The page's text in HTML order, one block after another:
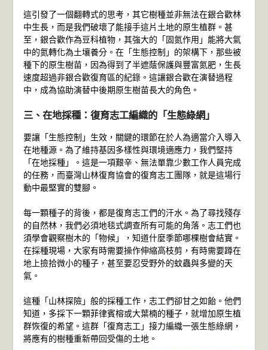
這引發了一個翻轉式的思考，其它樹種並非無法在銀合歡林
中生長，而是我們破壞了能接手這片土地的原生植群。甚
至，銀合歡作為豆科植物，其強大的「固氮作用」能將大氣
中的氮轉化為土壤養分。在「生態控制」的架構下，那些被
種下的原生樹苗，因為得到了半遮蔭保護與豐富氮肥，生長
速度超過非銀合歡復育區的紀錄。這讓銀合歡在演替過程
中，成為協助演替中後期原生樹苗長大的角色。
三、在地採種：復育志工編織的「生態綠網」
要讓「生態控制」生效，關鍵的環節在於人為適當介入導入
在地種源。為了維持基因多樣性與環境適應力，我們堅持
「在地採種」。這是一項艱辛、無法單靠少數工作人員完成
的任務，而臺灣山林復育協會的復育志工團隊，就是這場行
動中最堅實的雙腳。
每一顆種子的背後，都是復育志工們的汗水。為了尋找殘存
的自然林，我們必須地毯式調查所有可能的角落。志工們也
須學會觀察樹木的「物候」，知道什麼季節哪棵樹會結實。
在採種現場，大家有時需要操作伸縮高枝剪，有時需要蹲在
地上撿拾微小的種子，甚至要忍受野外的蚊蟲與多變的天
氣。
這種「山林探險」般的採種工作，志工們卻甘之如飴。他們
知道，多採下一顆菲律賓榕或大葉楠的種子，就增加原生植
群恢復的希望。這群「復育志工」接力編織一張生態綠網，
將應有的樹種重新帶回受傷的土地。